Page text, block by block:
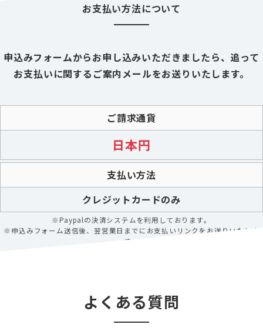
お支払い方法について
申込みフォームからお申し込みいただきましたら、追って
お支払いに関するご案内メールをお送りいたします。
ご請求通貨
日本円
支払い方法
クレジットカードのみ
※Paypalの決済システムを利用しております。
※申込みフォーム送信後、翌営業日までにお支払いリンクをお送りいたしま
す。
よくある質問